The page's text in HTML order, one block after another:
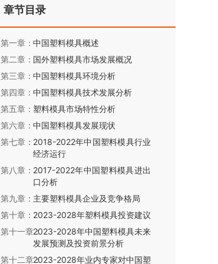
章节目录
第一章：中国塑料模具概述
第二章： 国外塑料模具市场发展概况
第三章：中国塑料模具环境分析
第四章：中国塑料模具技术发展分析
第五章： 塑料模具市场特性分析
第六章：中国塑料模具发展现状
第七章： 2018-2022年中国塑料模具行业
经济运行
第八章： 2017-2022年中国塑料模具进出
口分析
第九章： 主要塑料模具企业及竞争格局
第十章： 2023-2028年塑料模具投资建议
第十一章：2023-2028年中国塑料模具未来
发展预测及投资前景分析
第十二章：2023-2028年业内专家对中国塑